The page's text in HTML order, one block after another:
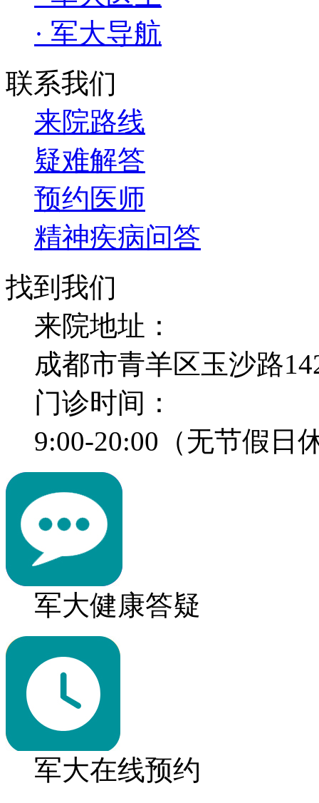
· 军大导航
联系我们
来院路线
疑难解答
预约医师
精神疾病问答
找到我们
来院地址：
成都市青羊区玉沙路
门诊时间：
9:00-20:00（无节假日
军大健康答疑
军大在线预约